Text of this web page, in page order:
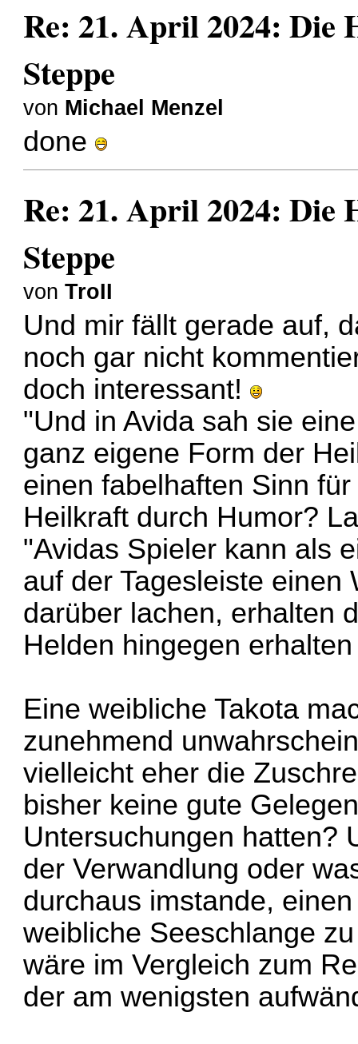
Re: 21. April 2024: Die
Steppe
von Michael Menzel
done
Re: 21. April 2024: Die
Steppe
vonTroII
Und mir fällt gerade auf,
noch gar nicht
doch interessant!
"Und in Avida sah sie
ganz eigene Form der
einen fabelhaften Sinn
Heilkraft durch Humor?
"Avidas Spieler kann als
auf der Tagesleiste einen
darüber lachen, erhalten
Helden hingegen
Eine weibliche Takota
zunehmend
vielleicht eher die
bisher keine gute
Untersuchungen hatten?
der Verwandlung oder
durchaus imstande,
weibliche Seeschlange
wäre im Vergleich zum
der am wenigsten